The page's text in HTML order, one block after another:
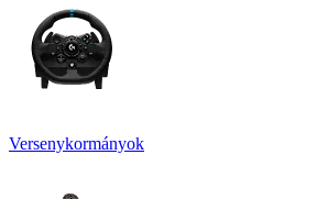
Versenykormányok